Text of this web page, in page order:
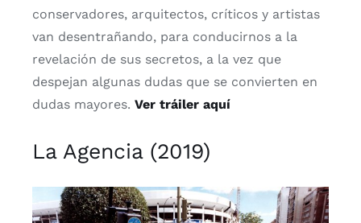
conservadores, arquitectos, críticos y artistas
van desentrañando, para conducirnos a la
revelación de sus secretos, a la vez que
despejan algunas dudas que se convierten en
dudas mayores. Ver tráiler aquí
La Agencia (2019)